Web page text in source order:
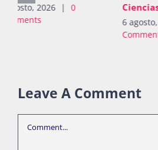
Ciencias Climáticas
6 agosto, 2026
6
Leave A Comment
Comment